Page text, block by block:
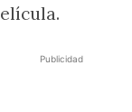
Publicidad